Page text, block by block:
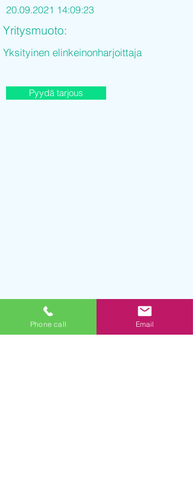
20.09.2021 14:09:23
Yritysmuoto:
Yksityinen elinkeinonharjoittaja
Pyydä tarjous
Phone call Email